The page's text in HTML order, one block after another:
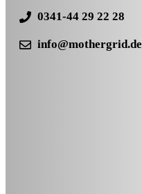
0341-44 29 22 28
info@mothergrid.de